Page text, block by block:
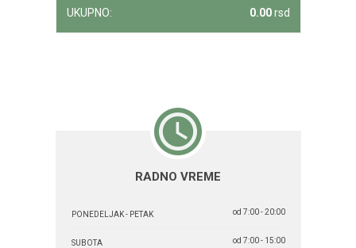
UKUPNO: 0.00rsd
RADNO VREME
PONEDELJAK - PETAK od 7:00 - 20:00
SUBOTA od 7:00 - 15:00